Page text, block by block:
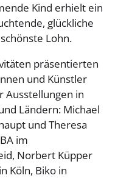
Kind erhielt ein
glückliche
Lohn.
präsentierten
und Künstler
Ausstellungen in
Ländern: Michael
und Theresa
im
Norbert Küpper
Köln, Biko in